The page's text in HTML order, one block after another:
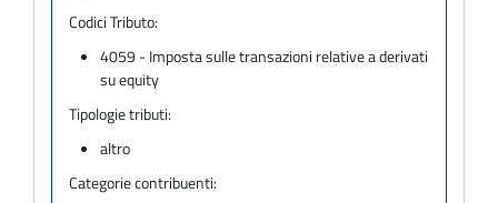
Codici Tributo:
4059 - Imposta sulle transazioni relative a derivati
su equity
Tipologie tributi:
altro
Categorie contribuenti: